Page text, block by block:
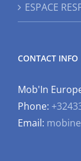
ESPACE
CONTACT INFO
Mob'In
Phone:
Email: